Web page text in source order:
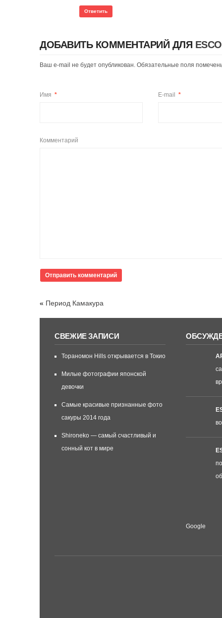
Ответить
ДОБАВИТЬ КОММЕНТАРИЙ ДЛЯ
Ваш e-mail не будет опубликован. Обязательные поля
Имя * E-mail *
Комментарий
« Период Камакура
СВЕЖИЕ ЗАПИСИ
Тораномон Hills открывается в Токио
Милые фотографии японской
девочки
Самые красивые признанные фото
сакуры 2014 года
Shironeko — самый счастливый и
сонный кот в мире
Google